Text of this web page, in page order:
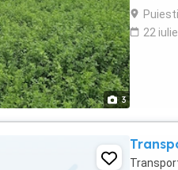
3
22 iulie